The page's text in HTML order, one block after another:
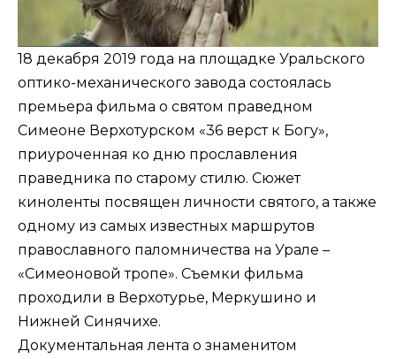
18 декабря 2019 года на площадке Уральского
оптико-механического завода состоялась
премьера фильма о святом праведном
Симеоне Верхотурском «36 верст к Богу»,
приуроченная ко дню прославления
праведника по старому стилю. Сюжет
киноленты посвящен личности святого, а также
одному из самых известных маршрутов
православного паломничества на Урале –
«Симеоновой тропе». Съемки фильма
проходили в Верхотурье, Меркушино и
Нижней Синячихе.
Документальная лента о знаменитом